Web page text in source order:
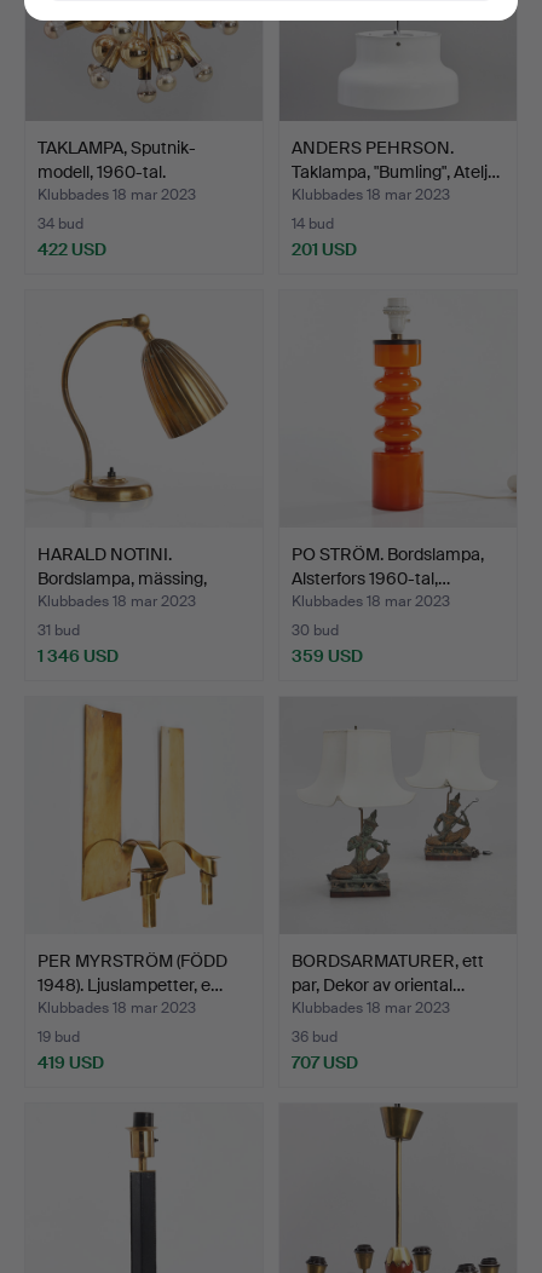
TAKLAMPA, Sputnik-
modell, 1960-tal.
Klubbades 18 mar 2023
34 bud
422 USD
ANDERS PEHRSON.
Taklampa, "Bumling", Atelj…
Klubbades 18 mar 2023
14 bud
201 USD
HARALD NOTINI.
Bordslampa, mässing,
modell…
Klubbades 18 mar 2023
31 bud
1 346 USD
PO STRÖM. Bordslampa,
Alsterfors 1960-tal,…
Klubbades 18 mar 2023
30 bud
359 USD
PER MYRSTRÖM (FÖDD
1948). Ljuslampetter, e…
Klubbades 18 mar 2023
19 bud
419 USD
BORDSARMATURER, ett
par, Dekor av oriental…
Klubbades 18 mar 2023
36 bud
707 USD